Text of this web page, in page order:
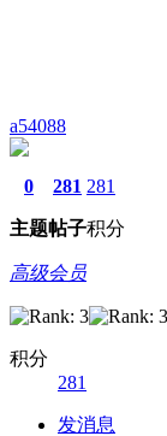
a54088
0
主题
281
帖子
281
积分
高级会员
积分
281
发消息